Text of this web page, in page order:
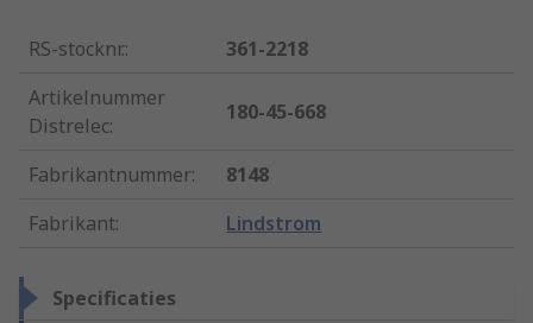
RS-stocknr.:
361-2218
Artikelnummer
Distrelec:
180-45-668
Fabrikantnummer:
8148
Fabrikant: Lindstrom
Specificaties